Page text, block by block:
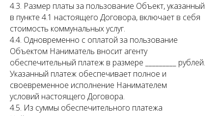
4.3. Размер платы за пользование Объект, указанный
в пункте 4.1 настоящего Договора, включает в себя
стоимость коммунальных услуг.
4.4. Одновременно с оплатой за пользование
Объектом Наниматель вносит агенту
обеспечительный платеж в размере _________ рублей.
Указанный платеж обеспечивает полное и
своевременное исполнение Нанимателем
условий настоящего Договора.
4.5. Из суммы обеспечительного платежа